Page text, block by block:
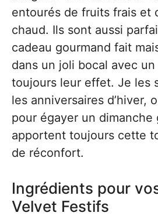
entourés de fruits frais et
chaud. Ils sont aussi
cadeau gourmand fait
dans un joli bocal avec
toujours leur effet. Je les
les anniversaires d’hiver,
pour égayer un dimanche
apportent toujours cette
de réconfort.
Ingrédients pour
Velvet Festifs